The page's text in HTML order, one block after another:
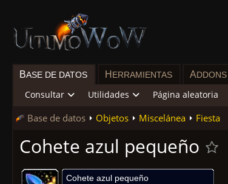
BASE DE DATOS H ERRAMIENTAS ADDONS
Consultar Utilidades Página aleatoria
Base de datos Objetos Miscelánea Fiesta
Cohete azul pequeño
Cohete azul pequeño